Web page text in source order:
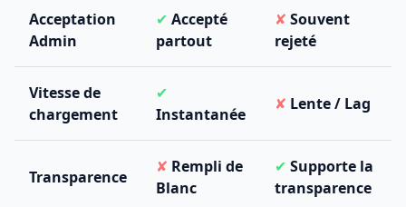
Acceptation
Admin
✔ Accepté
partout
✘ Souvent
rejeté
Vitesse de
chargement
✔
Instantanée
✘ Lente / Lag
Transparence
✘ Rempli de
Blanc
✔ Supporte la
transparence